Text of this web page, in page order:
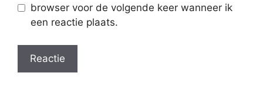
browser voor de volgende keer wanneer ik
een reactie plaats.